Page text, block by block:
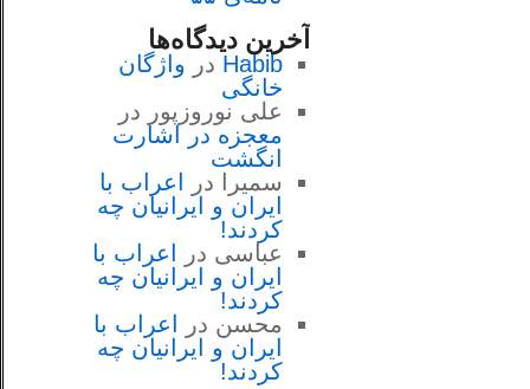
آخرین دیدگاه‌ها
Habib در واژگان
خانگی
علی نوروزپور در
معجزه در اشارت
انگشت
سمیرا
در
اعراب با
ايران و ايرانيان چه
كردند!
عباسی در
اعراب با
ايران و ايرانيان چه
كردند!
محسن در
اعراب با
ايران و ايرانيان چه
كردند!